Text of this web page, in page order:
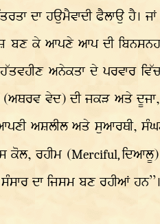
ਦਾ ਹਉਮੈਵਾਦੀ ਫੈਲਾਉ ਹੈ।
ਕੇ ਆਪਣੇ ਆਪ ਦੀ
ਅਨੇਕਤਾ ਦੇ ਪਰਵਾਰ
ਵੇਦ) ਦੀ ਜਕੜ ਅਤੇ ਦੂਜਾ,
ਅਸ਼ਲੀਲ ਅਤੇ ਸੁਆਰਥੀ,
ਕੋਲ, ਰਹੀਮ (Merciful,
ਦਾ ਜਿਸਮ ਬਣ ਰਹੀਆਂ